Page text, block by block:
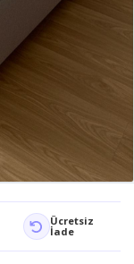
Ücretsiz
İade